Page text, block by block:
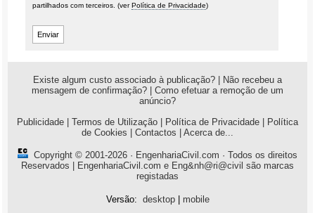
partilhados com terceiros. (verPolítica de Privacidade)
Existe algum custo associado à publicação?
Não recebeu a
mensagem de confirmação?
Como efetuar a remoção de um
anúncio?
Publicidade
Termos de Utilização Política de Privacidade
Política
de Cookies
Contactos Acerca de...
Copyright © 2001-2026 · EngenhariaCivil.com · Todos os direitos
Reservados | EngenhariaCivil.com e Eng&nh@ri@civil são marcas
registadas
Versão: desktop| mobile